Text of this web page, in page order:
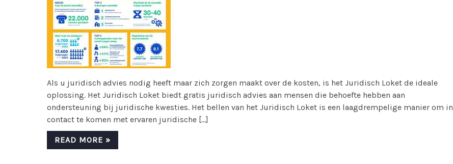
Als u juridisch advies nodig heeft maar zich zorgen maakt over de kosten, is het Juridisch Loket de ideale
oplossing. Het Juridisch Loket biedt gratis juridisch advies aan mensen die behoefte hebben aan
ondersteuning bij juridische kwesties. Het bellen van het Juridisch Loket is een laagdrempelige manier om in
contact te komen met ervaren juridische […]
READ MORE »